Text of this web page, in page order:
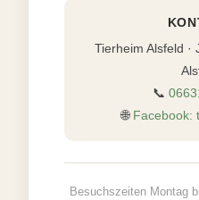
Tierheim Alsfeld ·
📞
🌐 Facebook:
Besuchszeiten Montag